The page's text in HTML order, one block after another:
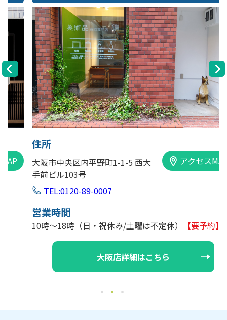
大阪市中央区内平野町1-1-5 西大
手前ビル103号
アクセスMAP
TEL:0120-89-0007
営業時間
10時～18時（日・祝休み/土曜は不定休）【要予約】
大阪店詳細はこちら